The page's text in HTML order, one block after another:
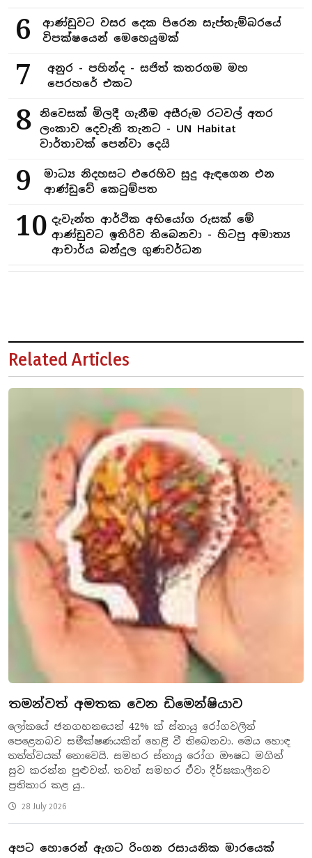
6
ආණ්ඩුවට වසර දෙක පිරෙන සැප්තැම්බරයේ
විපක්ෂයෙන් මෙහෙයුමක්
7
අනුර - පහින්ද - සජිත් කතරගම මහ
පෙරහරේ එකට
8
නිවෙසක් මිලදී ගැනීම අසීරුම රටවල් අතර
ලංකාව දෙවැනි තැනට - UN Habitat
වාර්තාවක් පෙන්වා දෙයි
9
මාධ්‍ය නිදහසට එරෙහිව සුදු ඇඳගෙන එන
ආණ්ඩුවේ කෙටුම්පත
10 දැවැන්ත ආර්ථික අභියෝග රුසක් මේ
ආණ්ඩුවට ඉතිරිව තිබෙනවා - හිටපු අමාත්‍ය
ආචාර්ය බන්දුල ගුණවර්ධන
Related Articles
තමන්වත් අමතක වෙන ඩිමෙන්ෂියාව
ලෝකයේ ජනගහනයෙන් 42% ක් ස්නායු රෝගවලින්
පෙළෙනබව සමීක්ෂණයකින් හෙළි වී තිබෙනවා. මෙය හොඳ
තත්ත්වයක් නොවෙයි. සමහර ස්නායු රෝග ඖෂධ මගින්
සුව කරන්න පුළුවන්. තවත් සමහර ඒවා දීර්ඝකාලීනව
ප්‍රතිකාර කළ යු..
28 July 2026
අපට හොරෙන් ඇගට රිංගන රසායනික මාරයෙක්